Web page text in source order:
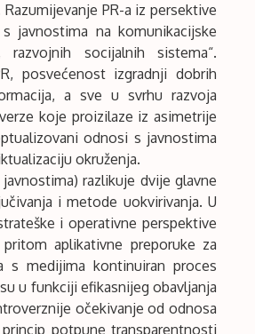
PR-a iz persektive
javnostima na komunikacijske
razvojnih socijalnih sistema“.
posvećenost izgradnji dobrih
a sve u svrhu razvoja
koje proizilaze iz asimetrije
odnosi s javnostima
okruženja.
razlikuje dvije glavne
i metode uokvirivanja. U
i operativne perspektive
aplikativne preporuke za
s medijima kontinuiran proces
u funkciji efikasnijeg obavljanja
očekivanje od odnosa
potpune transparentnosti